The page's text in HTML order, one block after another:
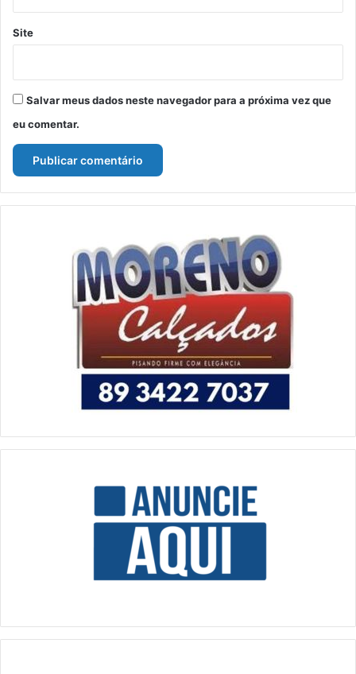
Site
Salvar meus dados neste navegador para a próxima vez que
eu comentar.